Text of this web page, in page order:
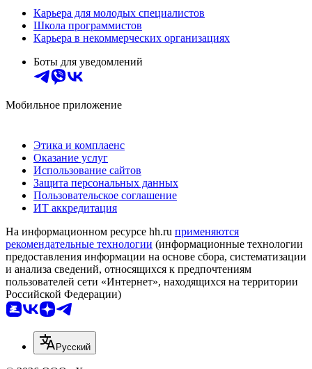
Карьера для молодых специалистов
Школа программистов
Карьера в некоммерческих организациях
Боты для уведомлений
Мобильное приложение
Этика и комплаенс
Оказание услуг
Использование сайтов
Защита персональных данных
Пользовательское соглашение
ИТ аккредитация
На информационном ресурсе hh.ru применяются
рекомендательные технологии (информационные технологии
предоставления информации на основе сбора, систематизации
и анализа сведений, относящихся к предпочтениям
пользователей сети «Интернет», находящихся на территории
Российской Федерации)
Русский